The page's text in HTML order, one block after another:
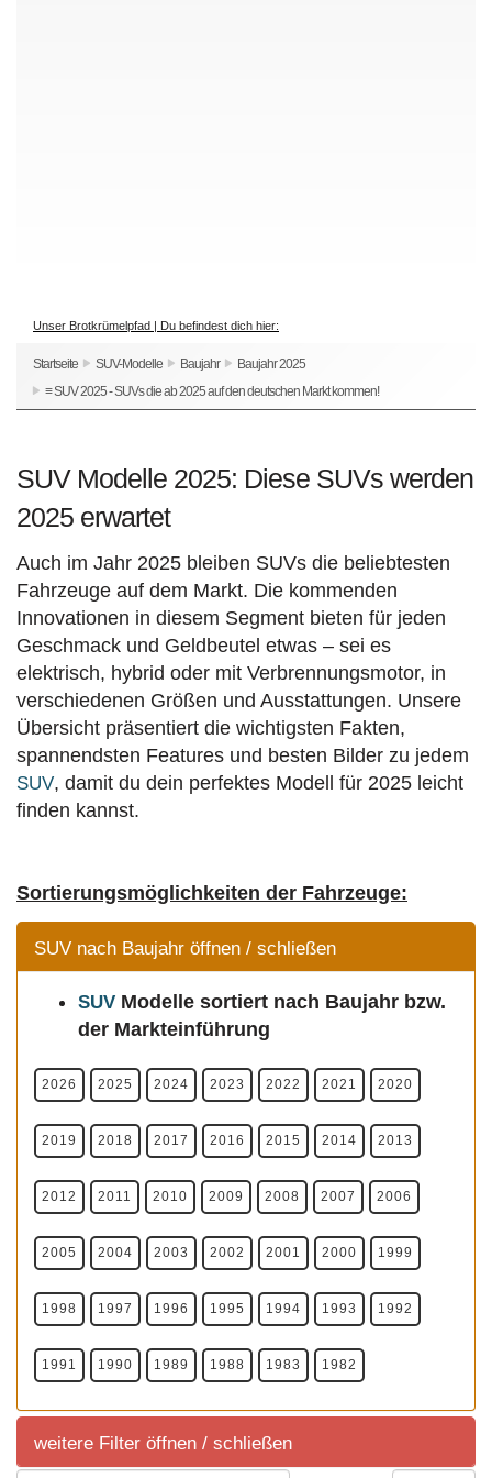
Unser Brotkrümelpfad | Du befindest dich hier:
Startseite SUV-Modelle Baujahr
Baujahr 2025
≡ SUV 2025 - SUVs die ab 2025 auf den deutschen Markt kommen!
SUV Modelle 2025: Diese SUVs werden
2025 erwartet
Auch im Jahr 2025 bleiben SUVs die beliebtesten
Fahrzeuge auf dem Markt. Die kommenden
Innovationen in diesem Segment bieten für jeden
Geschmack und Geldbeutel etwas – sei es
elektrisch, hybrid oder mit Verbrennungsmotor, in
verschiedenen Größen und Ausstattungen. Unsere
Übersicht präsentiert die wichtigsten Fakten,
spannendsten Features und besten Bilder zu jedem
SUV, damit du dein perfektes Modell für 2025 leicht
finden kannst.
Sortierungsmöglichkeiten der Fahrzeuge:
SUV nach Baujahr öffnen / schließen
SUV Modelle sortiert nach Baujahr bzw.
der Markteinführung
2026 2025 2024 2023 2022 2021 2020
2019 2018 2017 2016 2015 2014 2013
2012 2011 2010 2009 2008 2007 2006
2005 2004 2003 2002 2001 2000 1999
1998 1997 1996 1995 1994 1993 1992
1991 1990 1989 1988 1983 1982
weitere Filter öffnen / schließen